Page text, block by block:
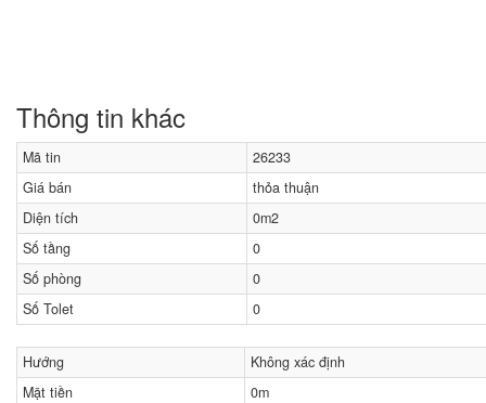
Thông tin khác
Mã tin
26233
Giá bán
thỏa thuận
Diện tích
0m2
Số tầng
0
Số phòng
0
Số Tolet
0
Hướng
Không xác định
Mặt tiền
0m